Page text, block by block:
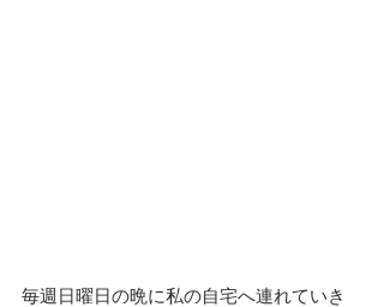
毎週日曜日の晩に私の自宅へ連れていき